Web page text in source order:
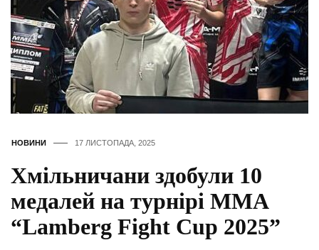
НОВИНИ 17 ЛИСТОПАДА, 2025
Хмільничани здобули 10
медалей на турнірі ММА
“Lamberg Fight Cup 2025”